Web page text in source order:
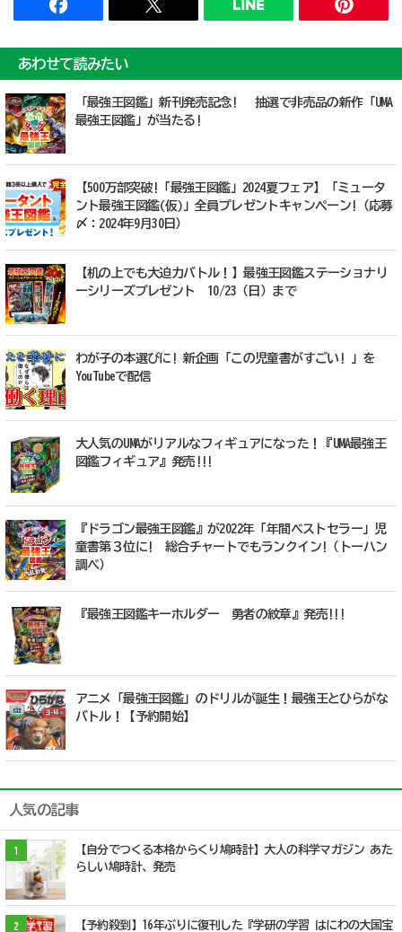
あわせて読みたい
「最強王図鑑」新刊発売記念! 抽選で非売品の新作「UMA
最強王図鑑」が当たる!
【500万部突破!「最強王図鑑」2024夏フェア】「ミュータ
ント最強王図鑑(仮)」全員プレゼントキャンペーン!（応募
〆：2024年9月30日）
【机の上でも大迫力バトル！】最強王図鑑ステーショナリ
ーシリーズプレゼント 10/23（日）まで
わが子の本選びに! 新企画「この児童書がすごい! 」を
YouTubeで配信
大人気のUMAがリアルなフィギュアになった！『UMA最強王
図鑑フィギュア』発売!!!
『ドラゴン最強王図鑑』が2022年「年間ベストセラー」児
童書第３位に! 総合チャートでもランクイン!（トーハン
調べ）
『最強王図鑑キーホルダー 勇者の紋章』発売!!!
アニメ「最強王図鑑」のドリルが誕生！最強王とひらがな
バトル！【予約開始】
人気の記事
1
【自分でつくる本格からくり鳩時計】大人の科学マガジン あた
らしい鳩時計、発売
2
【予約殺到】16年ぶりに復刊した『学研の学習 はにわの大国宝